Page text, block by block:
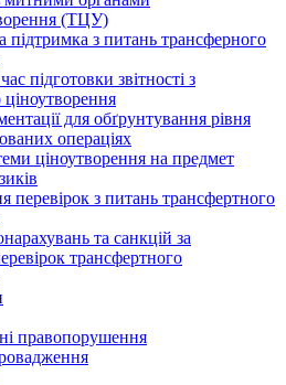
(ТЦУ)
підтримка з питань трансферного
підготовки звітності з
для обґрунтування рівня
операціях
ціноутворення на предмет
перевірок з питань трансфертного
та санкцій за
трансфертного
правопорушення